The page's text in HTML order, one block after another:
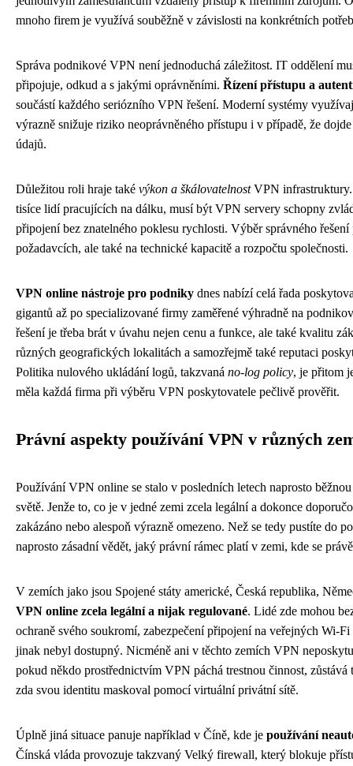
mnoho firem je využívá souběžně v závislosti na konkrétních
Správa podnikové VPN není jednoduchá záležitost. IT oddělení
připojuje, odkud a s jakými oprávněními. Řízení přístupu a
součástí každého seriózního VPN řešení. Moderní systémy
výrazně snižuje riziko neoprávněného přístupu i v případě, že
údajů.
Důležitou roli hraje také výkon a škálovatelnostVPN infrastruktury.
tisíce lidí pracujících na dálku, musí být VPN servery schopny
připojení bez znatelného poklesu rychlosti. Výběr správného
požadavcích, ale také na technické kapacitě a rozpočtu společnosti.
VPN online nástroje pro podniky dnes nabízí celá řada
gigantů až po specializované firmy zaměřené výhradně na
řešení je třeba brát v úvahu nejen cenu a funkce, ale také kvalitu
různých geografických lokalitách a samozřejmě také reputaci
Politika nulového ukládání logů, takzvaná no-log policy, je přitom
měla každá firma při výběru VPN poskytovatele pečlivě prověřit.
Právní aspekty používání VPN v různých
Používání VPN online se stalo v posledních letech naprosto
světě. Jenže to, co je v jedné zemi zcela legální a dokonce
zakázáno nebo alespoň výrazně omezeno. Než se tedy pustíte do
naprosto zásadní vědět, jaký právní rámec platí v zemi, kde se
V zemích jako jsou Spojené státy americké, Česká republika,
VPN online zcela legální a nijak regulované. Lidé zde mohou
ochraně svého soukromí, zabezpečení připojení na veřejných Wi-
jinak nebyl dostupný. Nicméně ani v těchto zemích VPN
pokud někdo prostřednictvím VPN páchá trestnou činnost, zůstává
zda svou identitu maskoval pomocí virtuální privátní sítě.
Úplně jiná situace panuje například v Číně, kde je používání
Čínská vláda provozuje takzvaný Velký firewall, který blokuje